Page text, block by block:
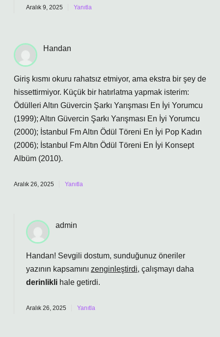
Aralık 9, 2025 Yanıtla
Handan
Giriş kısmı okuru rahatsız etmiyor, ama ekstra bir şey de
hissettirmiyor. Küçük bir hatırlatma yapmak isterim:
Ödülleri Altın Güvercin Şarkı Yarışması En İyi Yorumcu
(1999); Altın Güvercin Şarkı Yarışması En İyi Yorumcu
(2000); İstanbul Fm Altın Ödül Töreni En İyi Pop Kadın
(2006); İstanbul Fm Altın Ödül Töreni En İyi Konsept
Albüm (2010).
Aralık 26, 2025 Yanıtla
admin
Handan! Sevgili dostum, sunduğunuz öneriler
yazının kapsamını zenginleştirdi, çalışmayı daha
derinlikli hale getirdi.
Aralık 26, 2025 Yanıtla